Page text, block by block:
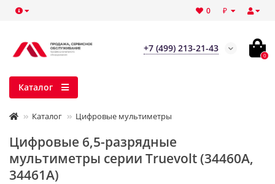
₽
0
+7 (499) 213-21-43
0
Каталог
Каталог Цифровые мультиметры
Цифровые 6,5-разрядные
мультиметры серии Truevolt (34460A,
34461A)